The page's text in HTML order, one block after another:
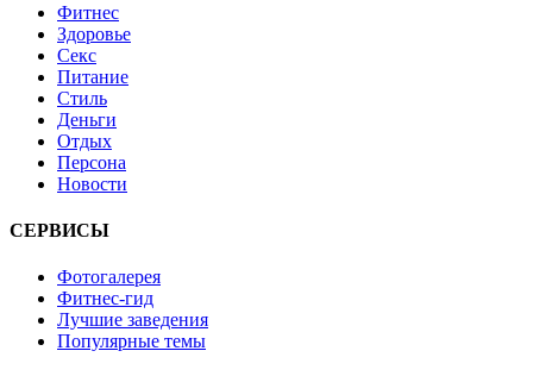
Фитнес
Здоровье
Секс
Питание
Стиль
Деньги
Отдых
Персона
Новости
СЕРВИСЫ
Фотогалерея
Фитнес-гид
Лучшие заведения
Популярные темы